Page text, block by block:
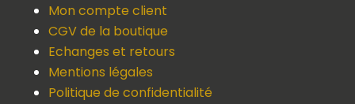
Mon compte client
CGV de la boutique
Echanges et retours
Mentions légales
Politique de confidentialité